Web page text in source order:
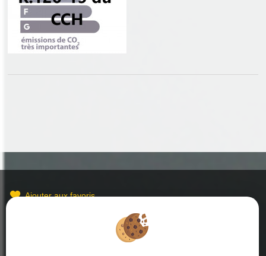
Ajouter aux favoris
Politique de protection des données